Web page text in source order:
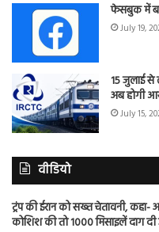
फेसबुक में
July 19,
15 जुलाई से
अब होगी
July 15,
वीडियो
ट्रंप की ईरान को सख्त चेतावनी, कहा-
कोशिश की तो 1000 मिसाइलें दाग दी